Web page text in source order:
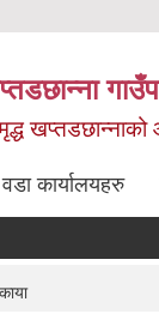
खप्तडछान्नाको
वडा कार्यालयहरु